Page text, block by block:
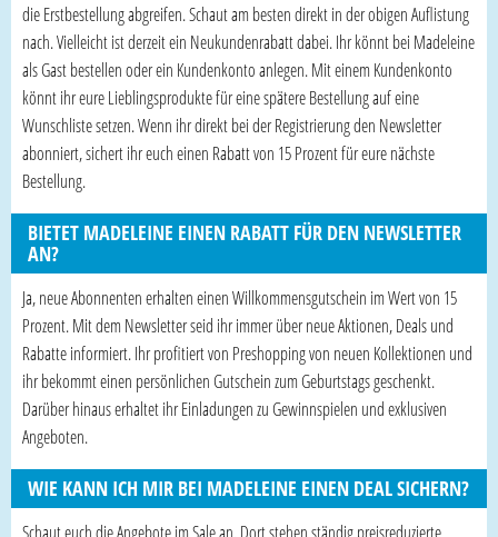
die Erstbestellung abgreifen. Schaut am besten direkt in der obigen Auflistung
nach. Vielleicht ist derzeit ein Neukundenrabatt dabei. Ihr könnt bei Madeleine
als Gast bestellen oder ein Kundenkonto anlegen. Mit einem Kundenkonto
könnt ihr eure Lieblingsprodukte für eine spätere Bestellung auf eine
Wunschliste setzen. Wenn ihr direkt bei der Registrierung den Newsletter
abonniert, sichert ihr euch einen Rabatt von 15 Prozent für eure nächste
Bestellung.
BIETET MADELEINE EINEN RABATT FÜR DEN NEWSLETTER
AN?
Ja, neue Abonnenten erhalten einen Willkommensgutschein im Wert von 15
Prozent. Mit dem Newsletter seid ihr immer über neue Aktionen, Deals und
Rabatte informiert. Ihr profitiert von Preshopping von neuen Kollektionen und
ihr bekommt einen persönlichen Gutschein zum Geburtstags geschenkt.
Darüber hinaus erhaltet ihr Einladungen zu Gewinnspielen und exklusiven
Angeboten.
WIE KANN ICH MIR BEI MADELEINE EINEN DEAL SICHERN?